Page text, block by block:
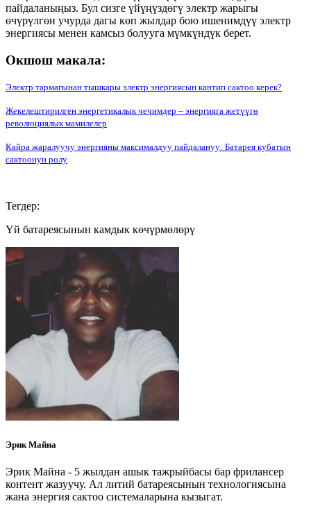
пайдаланыңыз. Бул сизге үйүңүздөгү электр жарыгы
өчүрүлгөн учурда дагы көп жылдар бою ишенимдүү электр
энергиясы менен камсыз болууга мүмкүндүк берет.
Окшош макала:
Электр тармагынан тышкары электр энергиясын кантип сактоо керек?
Жекелештирилген энергетикалык чечимдер – энергияга жетүүгө
революциялык мамилелер
Кайра жаралуучу энергияны максималдуу пайдалануу: Батарея кубатын
сактоонун ролу
Тегдер:
Үй батареясынын камдык көчүрмөлөрү
Эрик Майна
Эрик Майна - 5 жылдан ашык тажрыйбасы бар фрилансер
контент жазуучу. Ал литий батареясынын технологиясына
жана энергия сактоо системаларына кызыгат.